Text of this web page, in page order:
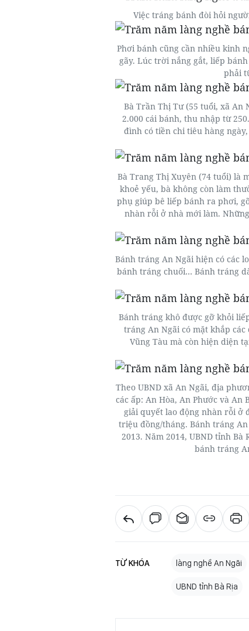
Việc tráng bánh đòi hỏi
Phơi bánh cũng cần nhiều kinh
gãy. Lúc trời nắng gắt, liếp
phải
Bà Trần Thị Tư (55 tuổi, xã An
2.000 cái bánh, thu nhập từ
đình có tiền chi tiêu hàng
Bà Trang Thị Xuyên (74 tuổi) là
khoẻ yếu, bà không còn làm
phụ giúp bê liếp bánh ra phơi,
nhàn rỗi ở nhà mới làm.
Bánh tráng An Ngãi hiện có các
bánh tráng chuối… Bánh tráng
Bánh tráng khô được gỡ khỏi
tráng An Ngãi có mặt khắp
Vũng Tàu mà còn hiện diện
Theo UBND xã An Ngãi, địa
các ấp: An Hòa, An Phước và
giải quyết lao động nhàn rỗi ở
triệu đồng/tháng. Bánh tráng
2013. Năm 2014, UBND tỉnh
bánh tráng
TỪ KHÓA làng nghề An Ngãi
UBND tỉnh Bà Rịa